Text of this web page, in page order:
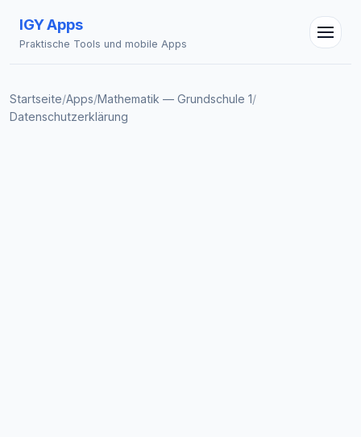
IGY Apps
Praktische Tools und mobile Apps
Startseite/Apps/Mathematik — Grundschule 1/
Datenschutzerklärung